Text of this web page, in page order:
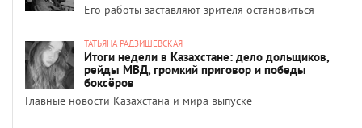
Его работы заставляют зрителя остановиться
ТАТЬЯНА РАДЗИШЕВСКАЯ
Итоги недели в Казахстане: дело дольщиков,
рейды МВД, громкий приговор и победы
боксёров
Главные новости Казахстана и мира выпуске